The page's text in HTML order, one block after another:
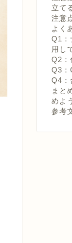
立て
注意
よく
Q1：
用し
Q2：
Q3：
Q4：
まと
めよう
参考